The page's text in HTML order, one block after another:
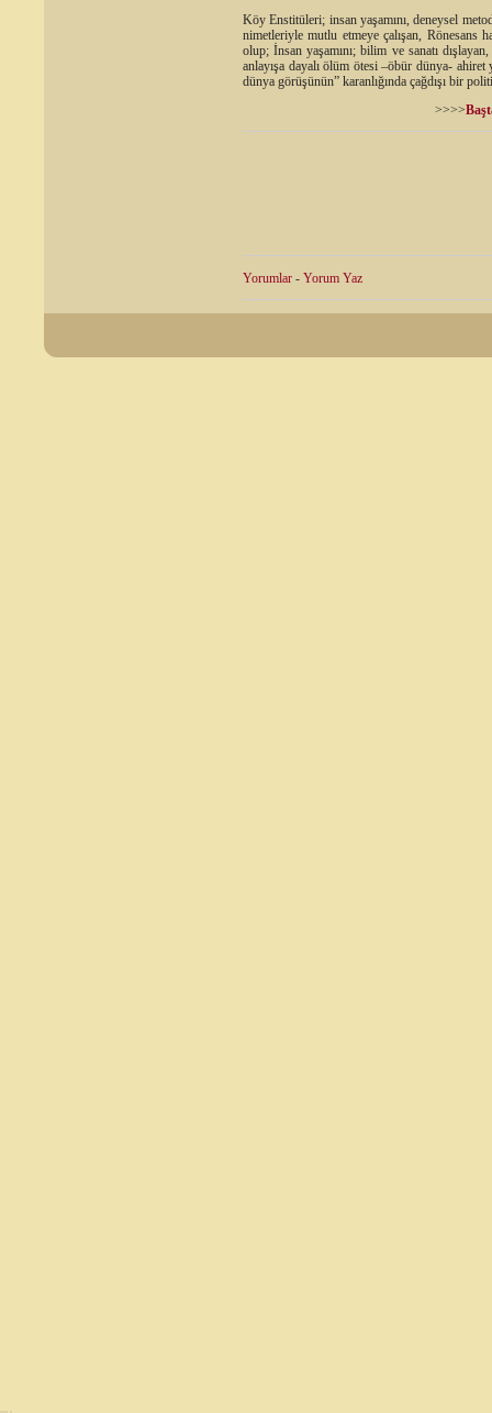
Köy Enstitüleri; insan yaşamını, deneysel
nimetleriyle mutlu etmeye çalışan, Rönesans
olup; İnsan yaşamını; bilim ve sanatı
anlayışa dayalı ölüm ötesi –öbür dünya-
dünya görüşünün” karanlığında çağdışı bir
>>>>
Yorumlar - Yorum Yaz